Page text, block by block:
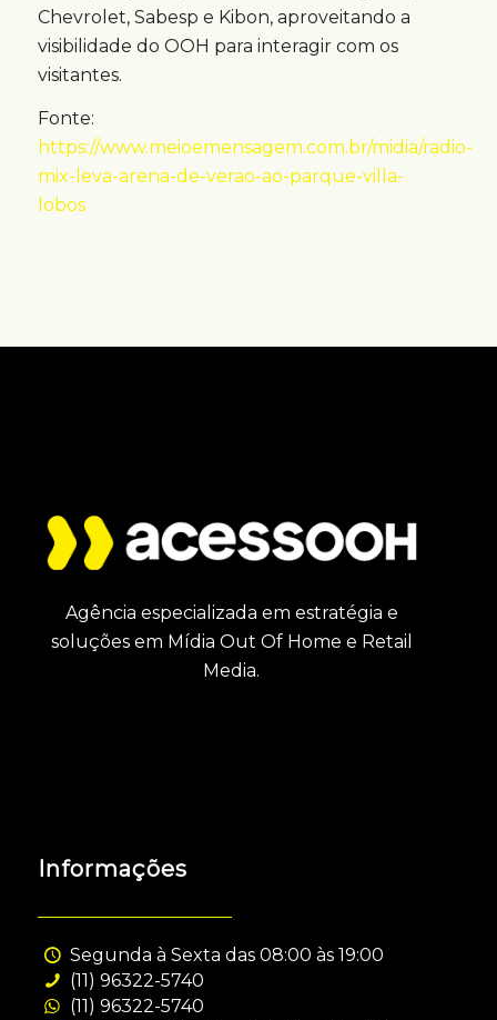
Chevrolet, Sabesp e Kibon, aproveitando a
visibilidade do OOH para interagir com os
visitantes.
Fonte:
https://www.meioemensagem.com.br/midia/radio-
mix-leva-arena-de-verao-ao-parque-villa-
lobos
Agência especializada em estratégia e
soluções em Mídia Out Of Home e Retail
Media.
Informações
Segunda à Sexta das 08:00 às 19:00
(11) 96322-5740
(11) 96322-5740